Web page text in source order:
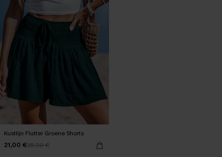
Kustlijn Flutter Groene Shorts
21,00 €25,00 €